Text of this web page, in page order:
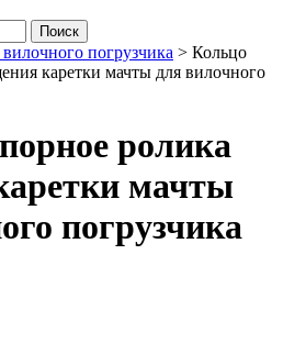
погрузчика > Кольцо
каретки мачты для вилочного
ролика
мачты
погрузчика